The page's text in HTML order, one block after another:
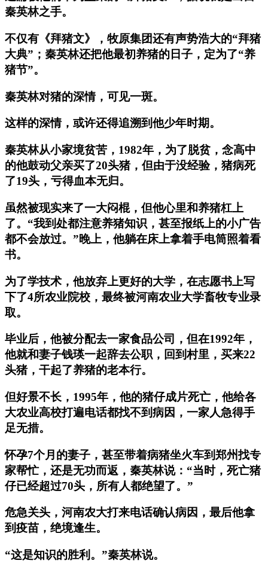
秦英林之手。
不仅有《拜猪文》，牧原集团还有声势浩大的“拜猪
大典”；秦英林还把他最初养猪的日子，定为了“养
猪节”。
秦英林对猪的深情，可见一斑。
这样的深情，或许还得追溯到他少年时期。
秦英林从小家境贫苦，1982年，为了脱贫，念高中
的他鼓动父亲买了20头猪，但由于没经验，猪病死
了19头，亏得血本无归。
虽然被现实来了一大闷棍，但他心里和养猪杠上
了。“我到处都注意养猪知识，甚至报纸上的小广告
都不会放过。”晚上，他躺在床上拿着手电筒照着看
书。
为了学技术，他放弃上更好的大学，在志愿书上写
下了4所农业院校，最终被河南农业大学畜牧专业录
取。
毕业后，他被分配去一家食品公司，但在1992年，
他就和妻子钱瑛一起辞去公职，回到村里，买来22
头猪，干起了养猪的老本行。
但好景不长，1995年，他的猪仔成片死亡，他给各
大农业高校打遍电话都找不到病因，一家人急得手
足无措。
怀孕7个月的妻子，甚至带着病猪坐火车到郑州找专
家帮忙，还是无功而返，秦英林说：“当时，死亡猪
仔已经超过70头，所有人都绝望了。”
危急关头，河南农大打来电话确认病因，最后他拿
到疫苗，绝境逢生。
“这是知识的胜利。”秦英林说。